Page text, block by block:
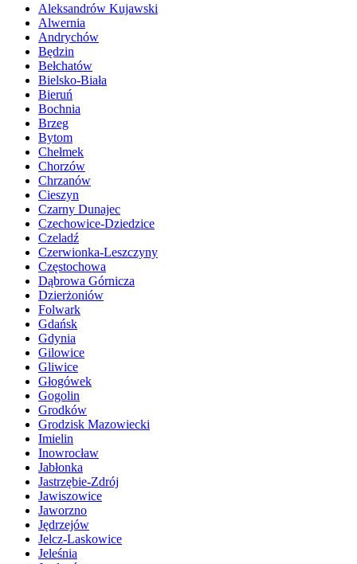
Aleksandrów Kujawski
Alwernia
Andrychów
Będzin
Bełchatów
Bielsko-Biała
Bieruń
Bochnia
Brzeg
Bytom
Chełmek
Chorzów
Chrzanów
Cieszyn
Czarny Dunajec
Czechowice-Dziedzice
Czeladź
Czerwionka-Leszczyny
Częstochowa
Dąbrowa Górnicza
Dzierżoniów
Folwark
Gdańsk
Gdynia
Gilowice
Gliwice
Głogówek
Gogolin
Grodków
Grodzisk Mazowiecki
Imielin
Inowrocław
Jabłonka
Jastrzębie-Zdrój
Jawiszowice
Jaworzno
Jędrzejów
Jelcz-Laskowice
Jeleśnia